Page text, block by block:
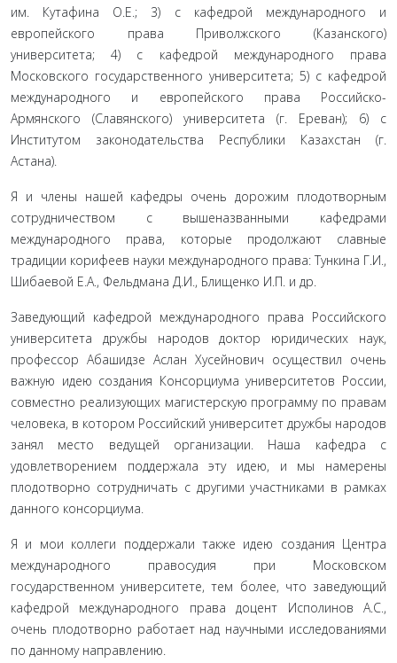
им. Кутафина О.Е.; 3) с кафедрой международного и
европейского права Приволжского (Казанского)
университета; 4) с кафедрой международного права
Московского государственного университета; 5) с кафедрой
международного и европейского права Российско-
Армянского (Славянского) университета (г. Ереван); 6) с
Институтом законодательства Республики Казахстан (г.
Астана).
Я и члены нашей кафедры очень дорожим плодотворным
сотрудничеством с вышеназванными кафедрами
международного права, которые продолжают славные
традиции корифеев науки международного права: Тункина Г.И.,
Шибаевой Е.А., Фельдмана Д.И., Блищенко И.П. и др.
Заведующий кафедрой международного права Российского
университета дружбы народов доктор юридических наук,
профессор Абашидзе Аслан Хусейнович осуществил очень
важную идею создания Консорциума университетов России,
совместно реализующих магистерскую программу по правам
человека, в котором Российский университет дружбы народов
занял место ведущей организации. Наша кафедра с
удовлетворением поддержала эту идею, и мы намерены
плодотворно сотрудничать с другими участниками в рамках
данного консорциума.
Я и мои коллеги поддержали также идею создания Центра
международного правосудия при Московском
государственном университете, тем более, что заведующий
кафедрой международного права доцент Исполинов А.С.,
очень плодотворно работает над научными исследованиями
по данному направлению.